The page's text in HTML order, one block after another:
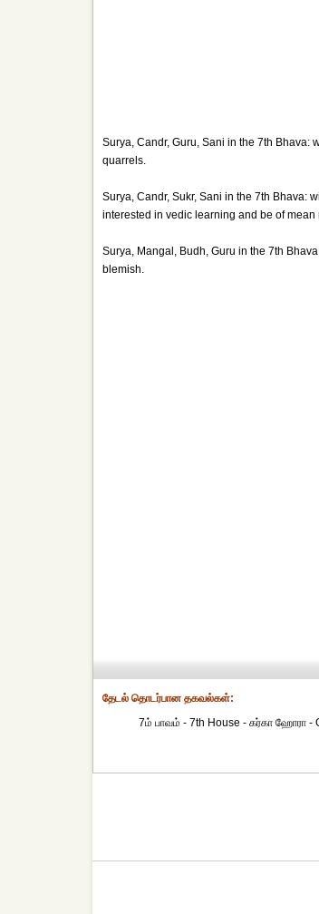
Surya, Candr, Guru, Sani in the 7th Bhava:
quarrels.
Surya, Candr, Sukr, Sani in the 7th Bhava:
interested in vedic learning and be of mean
Surya, Mangal, Budh, Guru in the 7th
blemish.
தேட‌ல் தொட‌ர்பான தகவ‌ல்க‌ள்:
7ம் பாவம் - 7th House - கர்கா ஹோரா -